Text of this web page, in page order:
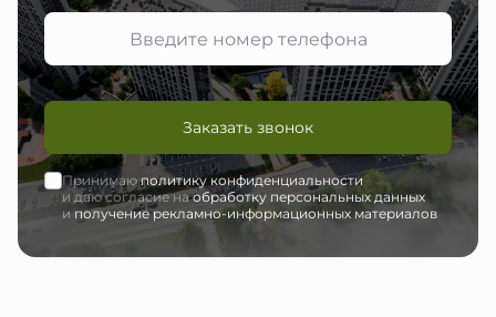
Заказать звонок
Принимаюполитику конфиденциальности
и даю согласие наобработку персональных данных
иполучение рекламно-информационных материалов